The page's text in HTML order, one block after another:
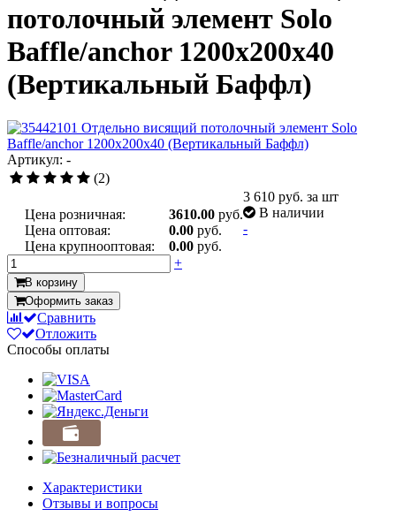
потолочный элемент Solo
Baffle/anchor 1200x200x40
(Вертикальный Баффл)
Артикул: -
(2)
Цена розничная: 3610.00 руб.
Цена оптовая:
0.00 руб.
Цена крупнооптовая:
0.00 руб.
3 610 руб. за шт
В наличии
-
+
В корзину
Оформить заказ
Сравнить
Отложить
Способы оплаты
Характеристики
Отзывы и вопросы